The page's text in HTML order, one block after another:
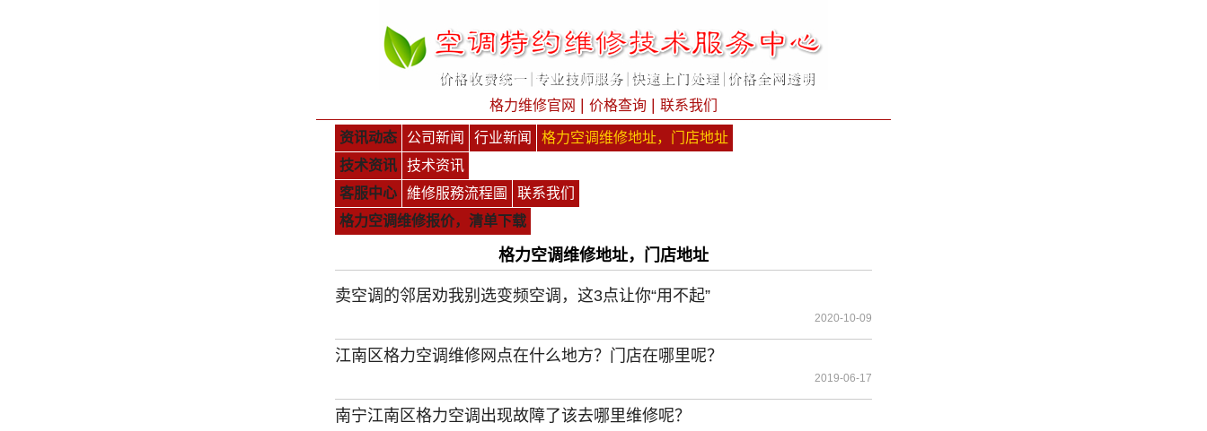
格力维修官网 价格查询 联系我们
资讯动态 公司新闻 行业新闻
格力空调维修地址，门店地址
技术资讯
技术资讯
客服中心
維修服務流程圖
联系我们
格力空调维修报价，清单下载
格力空调维修地址，门店地址
卖空调的邻居劝我别选变频空调，这3点让你“用不起”
2020-10-09
江南区格力空调维修网点在什么地方？门店在哪里呢？
2019-06-17
南宁江南区格力空调出现故障了该去哪里维修呢？